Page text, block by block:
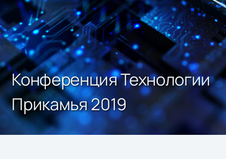
Конференция Технологии
Прикамья 2019